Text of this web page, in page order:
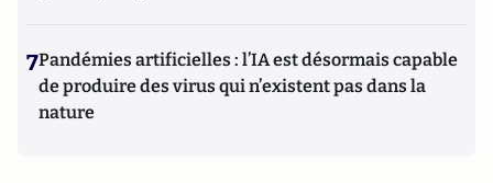
7Pandémies artificielles : l’IA est désormais capable
de produire des virus qui n’existent pas dans la
nature